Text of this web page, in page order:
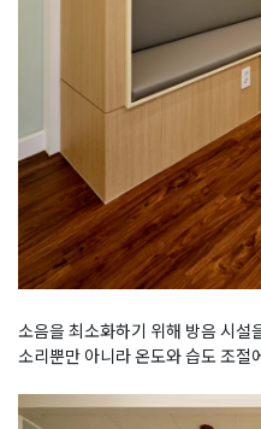
소음을 최소화하기 위해 방음 시설
소리뿐만 아니라 온도와 습도 조절